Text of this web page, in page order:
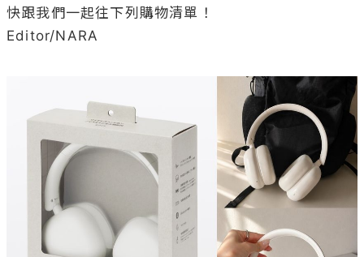
快跟我們一起往下列購物清單！
Editor/NARA